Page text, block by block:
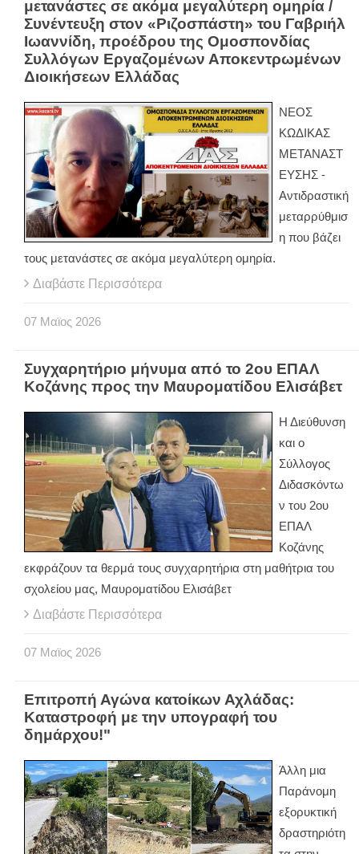
μετανάστες σε ακόμα μεγαλύτερη ομηρία /
Συνέντευξη στον «Ριζοσπάστη» του Γαβριήλ
Ιωαννίδη, προέδρου της Ομοσπονδίας
Συλλόγων Εργαζομένων Αποκεντρωμένων
Διοικήσεων Ελλάδας
ΝΕΟΣ
ΚΩΔΙΚΑΣ
ΜΕΤΑΝΑΣΤ
ΕΥΣΗΣ -
Αντιδραστική
μεταρρύθμισ
η που βάζει
τους μετανάστες σε ακόμα μεγαλύτερη ομηρία.
Διαβάστε Περισσότερα
07 Μαϊος 2026
Συγχαρητήριο μήνυμα από το 2ου ΕΠΑΛ
Κοζάνης προς την Μαυροματίδου Ελισάβετ
Η Διεύθυνση
και ο
Σύλλογος
Διδασκόντω
ν του 2ου
ΕΠΑΛ
Κοζάνης
εκφράζουν τα θερμά τους συγχαρητήρια στη μαθήτρια του
σχολείου μας, Μαυροματίδου Ελισάβετ
Διαβάστε Περισσότερα
07 Μαϊος 2026
Eπιτροπή Αγώνα κατοίκων Αχλάδας:
Καταστροφή με την υπογραφή του
δημάρχου!"
Άλλη μια
Παράνομη
εξορυκτική
δραστηριότη